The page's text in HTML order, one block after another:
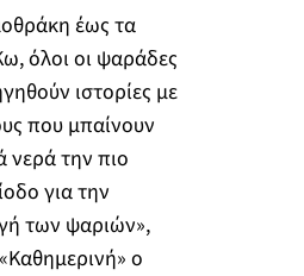
έως τα
όλοι οι ψαράδες
ιστορίες με
που μπαίνουν
νερά την πιο
για την
των ψαριών»,
ο